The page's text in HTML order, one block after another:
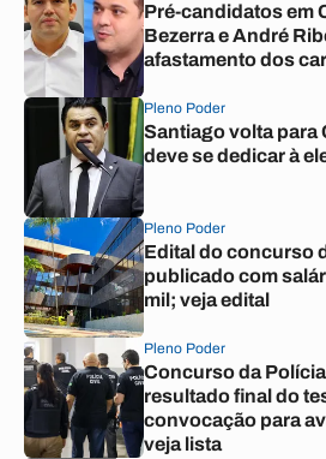
Pré-candidatos em
Bezerra e André
afastamento dos
Pleno Poder
Santiago volta para
deve se dedicar à
Pleno Poder
Edital do concurso
publicado com
mil; veja edital
Pleno Poder
Concurso da
resultado final do
convocação para
veja lista